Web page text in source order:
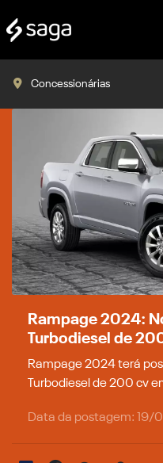
Concessionárias
Rampage 2024:
Turbodiesel de
Rampage 2024 terá
Turbodiesel de 200 cv
Data da postagem: